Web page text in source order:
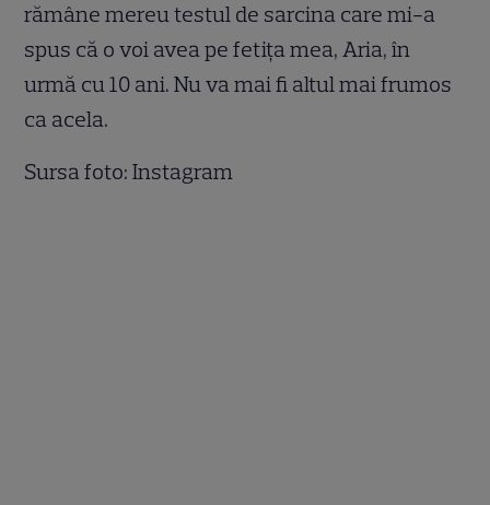
rămâne mereu testul de sarcina care mi-a
spus că o voi avea pe fetița mea, Aria, în
urmă cu 10 ani. Nu va mai fi altul mai frumos
ca acela.
Sursa foto: Instagram